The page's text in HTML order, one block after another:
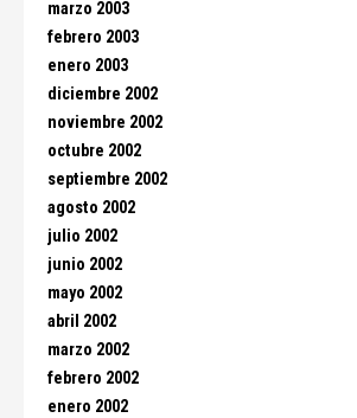
marzo 2003
febrero 2003
enero 2003
diciembre 2002
noviembre 2002
octubre 2002
septiembre 2002
agosto 2002
julio 2002
junio 2002
mayo 2002
abril 2002
marzo 2002
febrero 2002
enero 2002